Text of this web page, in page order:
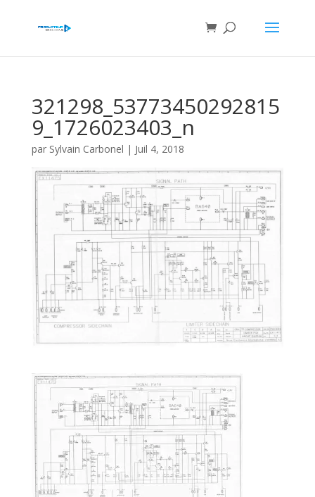
321298_53773450292815
9_1726023403_n
par Sylvain Carbonel | Juil 4, 2018